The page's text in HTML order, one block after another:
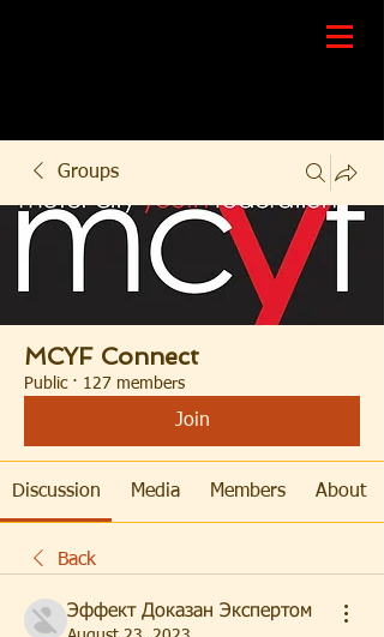
Groups
MCYF Connect
Public · 127 members
Join
Discussion Media Members About
Back
Эффект Доказан Экспертом